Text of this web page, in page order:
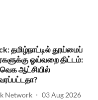
தமிழ்நாட்டில் தூய்மைப்
ஓய்வறை திட்டம்:
ஆட்சியில்
Network 03 Aug 2026